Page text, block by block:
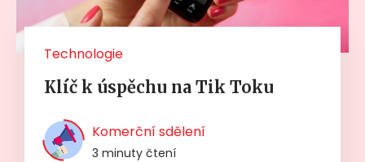
Technologie
Klíč k úspěchu na Tik Toku
Komerční sdělení
3 minuty čtení